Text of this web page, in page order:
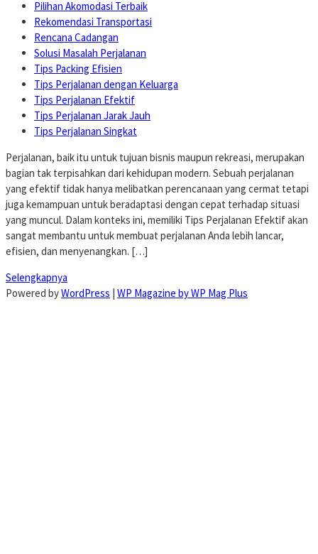
Pilihan Akomodasi Terbaik
Rekomendasi Transportasi
Rencana Cadangan
Solusi Masalah Perjalanan
Tips Packing Efisien
Tips Perjalanan dengan Keluarga
Tips Perjalanan Efektif
Tips Perjalanan Jarak Jauh
Tips Perjalanan Singkat
Perjalanan, baik itu untuk tujuan bisnis maupun rekreasi, merupakan
bagian tak terpisahkan dari kehidupan modern. Sebuah perjalanan
yang efektif tidak hanya melibatkan perencanaan yang cermat tetapi
juga kemampuan untuk beradaptasi dengan cepat terhadap situasi
yang muncul. Dalam konteks ini, memiliki Tips Perjalanan Efektif akan
sangat membantu untuk membuat perjalanan Anda lebih lancar,
efisien, dan menyenangkan. […]
Selengkapnya
Powered byWordPress WP Magazine by WP Mag Plus